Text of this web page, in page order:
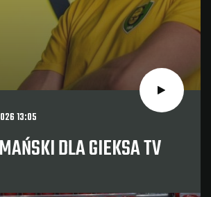
13:05
DLA GIEKSA TV